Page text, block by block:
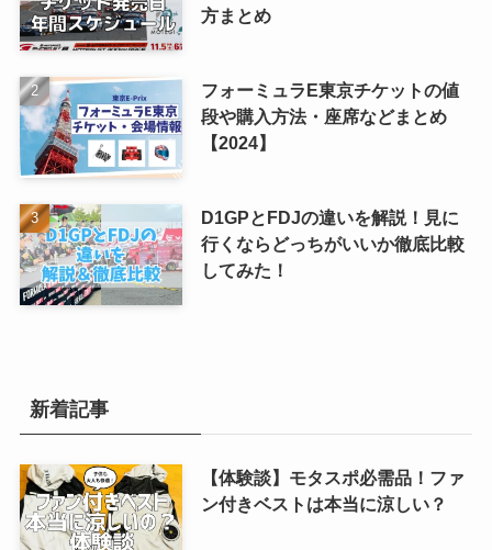
方まとめ
フォーミュラE東京チケットの値
段や購入方法・座席などまとめ
【2024】
D1GPとFDJの違いを解説！見に
行くならどっちがいいか徹底比較
してみた！
新着記事
【体験談】モタスポ必需品！ファ
ン付きベストは本当に涼しい？